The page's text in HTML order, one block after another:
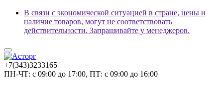
В связи с экономической ситуацией в стране, цены и
наличие товаров, могут не соответствовать
действительности. Запрашивайте у менеджеров.
+7(343)3233165
ПН-ЧТ: с 09:00 до 17:00, ПТ: с 09:00 до 16:00